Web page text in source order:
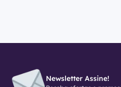
Newsletter Assine!